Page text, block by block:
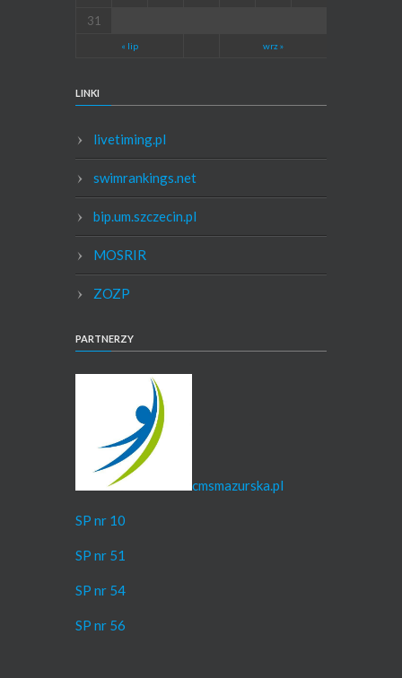
31
« lip wrz »
LINKI
livetiming.pl
swimrankings.net
bip.um.szczecin.pl
MOSRIR
ZOZP
PARTNERZY
cmsmazurska.pl
SP nr 10
SP nr 51
SP nr 54
SP nr 56